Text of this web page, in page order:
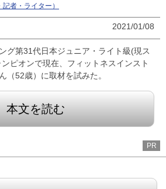
記者・ライター）
2021/01/08
グ第31代日本ジュニア・ライト級(現ス
ピオンで現在、フィットネスインスト
（52歳）に取材を試みた。
本文を読む
PR